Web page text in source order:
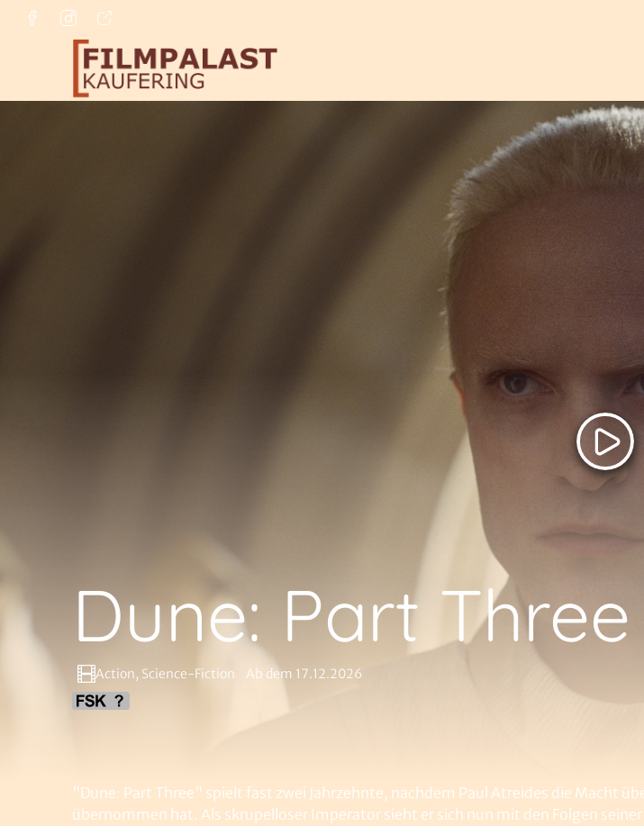
Dune: Part Three
Action, Science-Fiction Ab dem 17.12.2026
"Dune: Part Three" spielt fast zwei Jahrzehnte, nachdem Paul Atreides die Macht
übernommen hat. Als skrupelloser Imperator sieht er sich nun mit den Folgen